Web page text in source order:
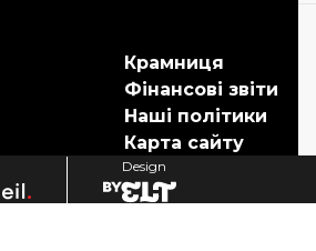
Крамниця
Фінансові звіти
Наші політики
Карта сайту
Design
elt